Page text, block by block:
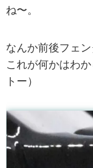
ね〜。
なんか前後フェ
これが何かはわ
トー）